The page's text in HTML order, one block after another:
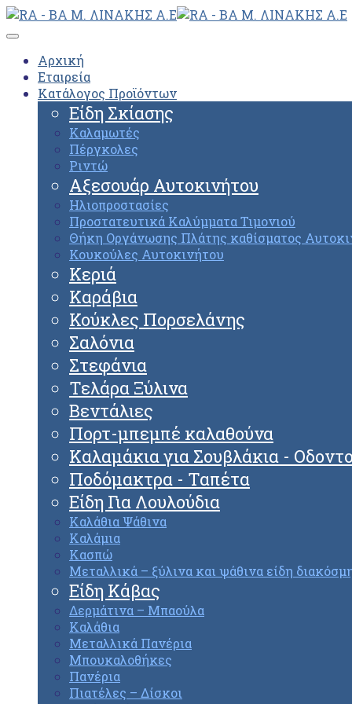
Αρχική
Εταιρεία
Κατάλογος Προϊόντων
Είδη Σκίασης
Καλαμωτές
Πέργκολες
Ριντώ
Αξεσουάρ Αυτοκινήτου
Ηλιοπροστασίες
Προστατευτικά Καλύμματα Τιμονιού
Θήκη Οργάνωσης Πλάτης καθίσματος
Κουκούλες Αυτοκινήτου
Κεριά
Καράβια
Κούκλες Πορσελάνης
Σαλόνια
Στεφάνια
Τελάρα Ξύλινα
Βεντάλιες
Πορτ-μπεμπέ καλαθούνα
Καλαμάκια για Σουβλάκια -
Ποδόμακτρα - Ταπέτα
Είδη Για Λουλούδια
Καλάθια Ψάθινα
Καλάμια
Κασπώ
Μεταλλικά – ξύλινα και ψάθινα είδη
Είδη Κάβας
Δερμάτινα – Μπαούλα
Καλάθια
Μεταλλικά Πανέρια
Μπουκαλοθήκες
Πανέρια
Πιατέλες – Δίσκοι